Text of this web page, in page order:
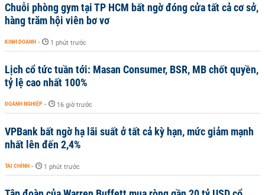
Chuỗi phòng gym tại TP HCM bất ngờ đóng cửa tất cả cơ sở,
hàng trăm hội viên bơ vơ
KINH DOANH - 1 phút trước
Lịch cổ tức tuần tới: Masan Consumer, BSR, MB chốt quyền,
tỷ lệ cao nhất 100%
DOANH NGHIỆP - 16 giờ trước
VPBank bất ngờ hạ lãi suất ở tất cả kỳ hạn, mức giảm mạnh
nhất lên đến 2,4%
TÀI CHÍNH - 1 phút trước